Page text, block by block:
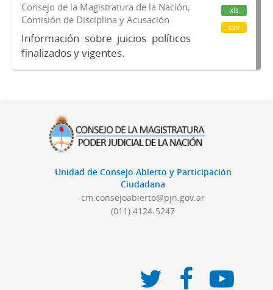
Consejo de la Magistratura de la Nación,
Comisión de Disciplina y Acusación
Información sobre juicios políticos
finalizados y vigentes.
xls
csv
Unidad de Consejo Abierto y Participación
Ciudadana
cm.consejoabierto@pjn.gov.ar
(011) 4124-5247